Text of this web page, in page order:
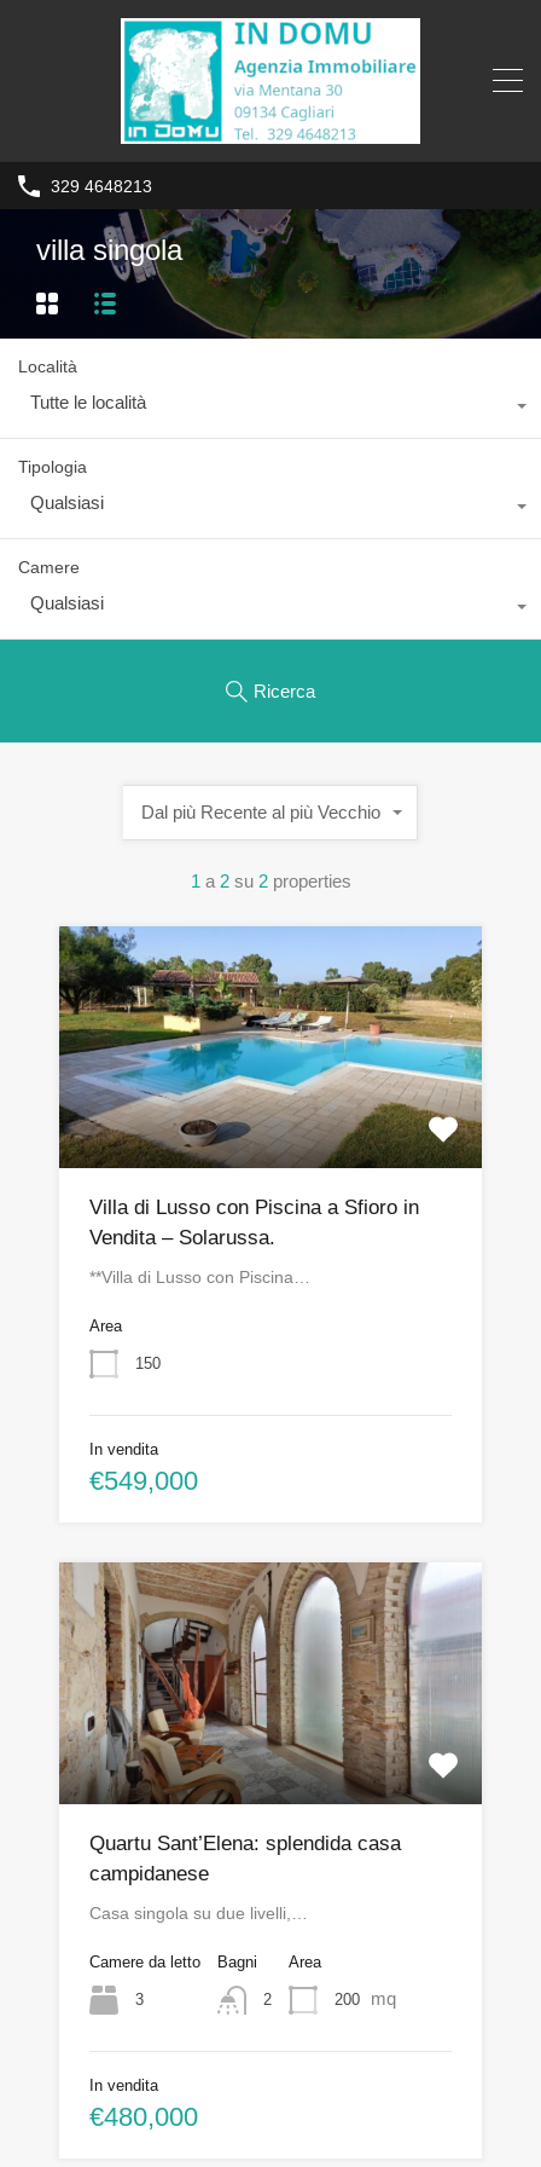
329 4648213
villa singola
Località
Tutte le località
Tipologia
Qualsiasi
Camere
Qualsiasi
Ricerca
1 a 2 su 2 properties
Dal più Recente al più Vecchio
Villa di Lusso con Piscina a Sfioro in
Vendita – Solarussa.
**Villa di Lusso con Piscina…
Area
150
In vendita
€549,000
Quartu Sant’Elena: splendida casa
campidanese
Casa singola su due livelli,…
Camere da letto
3
Bagni
2
Area
200 mq
In vendita
€480,000